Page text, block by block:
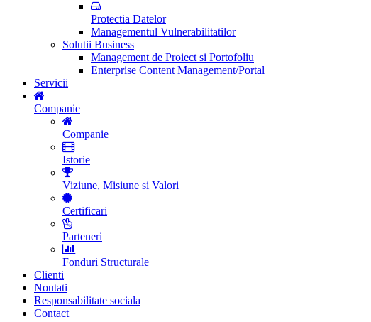
Protectia Datelor
Managementul Vulnerabilitatilor
Solutii Business
Management de Proiect si Portofoliu
Enterprise Content Management/Portal
Servicii
Companie
Companie
Istorie
Viziune, Misiune si Valori
Certificari
Parteneri
Fonduri Structurale
Clienti
Noutati
Responsabilitate sociala
Contact